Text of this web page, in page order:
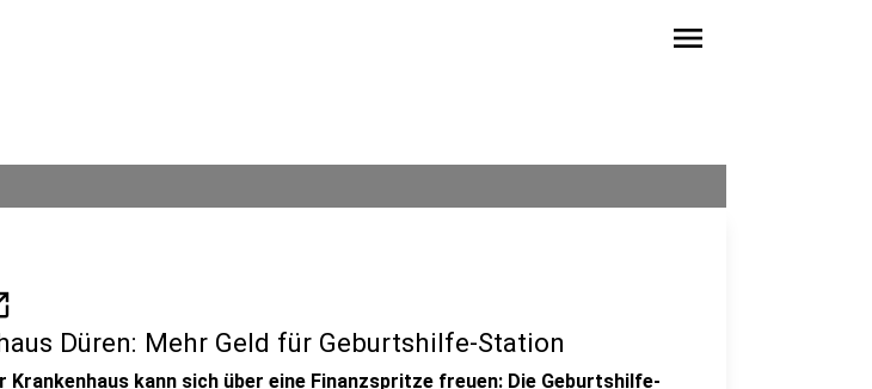
menu
Düren: Mehr Geld für Geburtshilfe-Station
Krankenhaus kann sich über eine Finanzspritze freuen: Die Geburtshilfe-